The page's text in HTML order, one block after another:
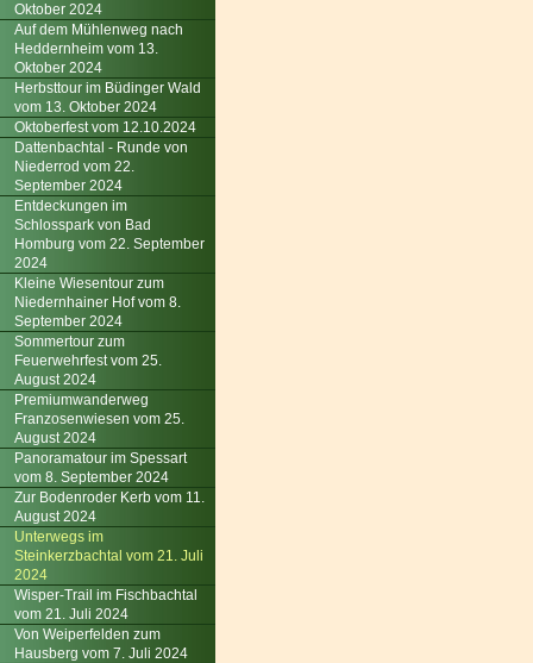
Oktober 2024
Auf dem Mühlenweg nach
Heddernheim vom 13.
Oktober 2024
Herbsttour im Büdinger Wald
vom 13. Oktober 2024
Oktoberfest vom 12.10.2024
Dattenbachtal - Runde von
Niederrod vom 22.
September 2024
Entdeckungen im
Schlosspark von Bad
Homburg vom 22. September
2024
Kleine Wiesentour zum
Niedernhainer Hof vom 8.
September 2024
Sommertour zum
Feuerwehrfest vom 25.
August 2024
Premiumwanderweg
Franzosenwiesen vom 25.
August 2024
Panoramatour im Spessart
vom 8. September 2024
Zur Bodenroder Kerb vom 11.
August 2024
Unterwegs im
Steinkerzbachtal vom 21. Juli
2024
Wisper-Trail im Fischbachtal
vom 21. Juli 2024
Von Weiperfelden zum
Hausberg vom 7. Juli 2024